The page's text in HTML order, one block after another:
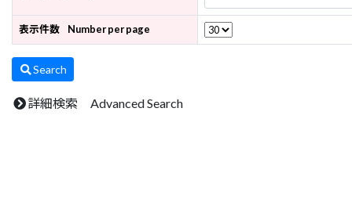
表示件数 Number per page
Search
詳細検索 Advanced Search